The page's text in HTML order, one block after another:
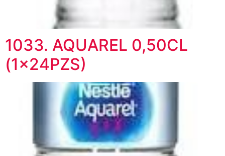
1033. AQUAREL 0,50CL
(1x24PZS)